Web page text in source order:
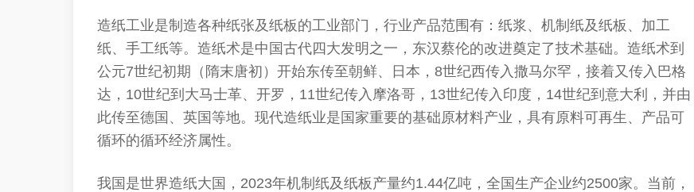
造纸工业是制造各种纸张及纸板的工业部门，行业产品范围有：纸浆、机制纸及纸板、加工
纸、手工纸等。造纸术是中国古代四大发明之一，东汉蔡伦的改进奠定了技术基础。造纸术到
公元7世纪初期（隋末唐初）开始东传至朝鲜、日本，8世纪西传入撒马尔罕，接着又传入巴格
达，10世纪到大马士革、开罗，11世纪传入摩洛哥，13世纪传入印度，14世纪到意大利，并由
此传至德国、英国等地。现代造纸业是国家重要的基础原材料产业，具有原料可再生、产品可
循环的循环经济属性。
我国是世界造纸大国，2023年机制纸及纸板产量约1.44亿吨，全国生产企业约2500家。当前，